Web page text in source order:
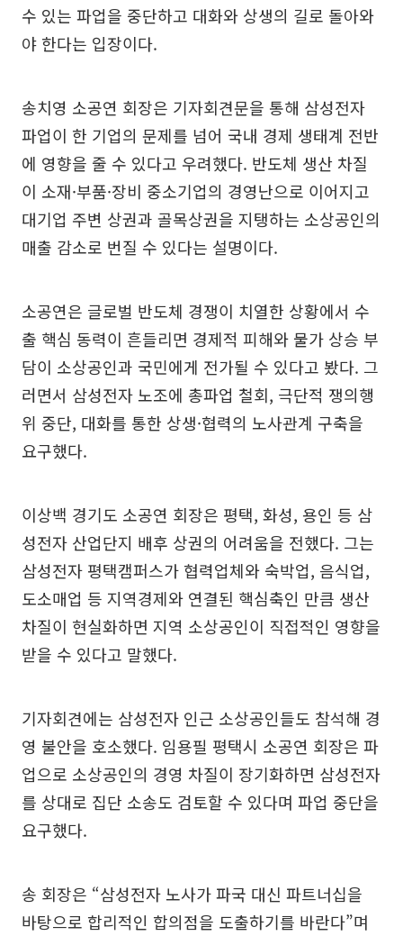
수 있는 파업을 중단하고 대화와 상생의 길로 돌아와
야 한다는 입장이다.
송치영 소공연 회장은 기자회견문을 통해 삼성전자
파업이 한 기업의 문제를 넘어 국내 경제 생태계 전반
에 영향을 줄 수 있다고 우려했다. 반도체 생산 차질
이 소재·부품·장비 중소기업의 경영난으로 이어지고
대기업 주변 상권과 골목상권을 지탱하는 소상공인의
매출 감소로 번질 수 있다는 설명이다.
소공연은 글로벌 반도체 경쟁이 치열한 상황에서 수
출 핵심 동력이 흔들리면 경제적 피해와 물가 상승 부
담이 소상공인과 국민에게 전가될 수 있다고 봤다. 그
러면서 삼성전자 노조에 총파업 철회, 극단적 쟁의행
위 중단, 대화를 통한 상생·협력의 노사관계 구축을
요구했다.
이상백 경기도 소공연 회장은 평택, 화성, 용인 등 삼
성전자 산업단지 배후 상권의 어려움을 전했다. 그는
삼성전자 평택캠퍼스가 협력업체와 숙박업, 음식업,
도소매업 등 지역경제와 연결된 핵심축인 만큼 생산
차질이 현실화하면 지역 소상공인이 직접적인 영향을
받을 수 있다고 말했다.
기자회견에는 삼성전자 인근 소상공인들도 참석해 경
영 불안을 호소했다. 임용필 평택시 소공연 회장은 파
업으로 소상공인의 경영 차질이 장기화하면 삼성전자
를 상대로 집단 소송도 검토할 수 있다며 파업 중단을
요구했다.
송 회장은 “삼성전자 노사가 파국 대신 파트너십을
바탕으로 합리적인 합의점을 도출하기를 바란다”며